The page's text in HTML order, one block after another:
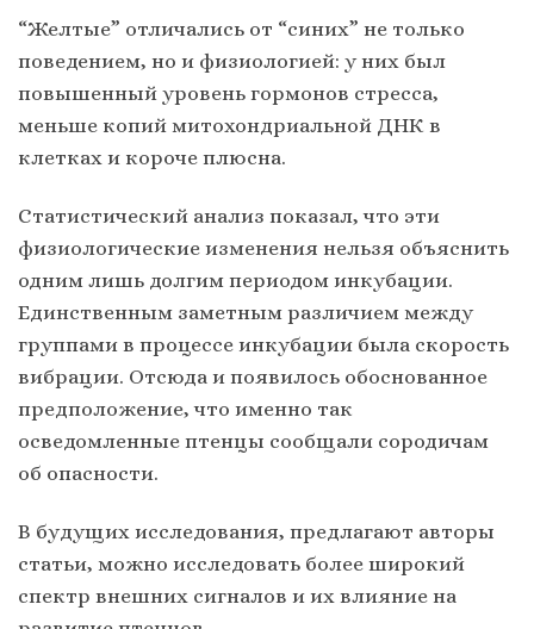
“Желтые” отличались от “синих” не только
поведением, но и физиологией: у них был
повышенный уровень гормонов стресса,
меньше копий митохондриальной ДНК в
клетках и короче плюсна.
Статистический анализ показал, что эти
физиологические изменения нельзя объяснить
одним лишь долгим периодом инкубации.
Единственным заметным различием между
группами в процессе инкубации была скорость
вибрации. Отсюда и появилось обоснованное
предположение, что именно так
осведомленные птенцы сообщали сородичам
об опасности.
В будущих исследования, предлагают авторы
статьи, можно исследовать более широкий
спектр внешних сигналов и их влияние на